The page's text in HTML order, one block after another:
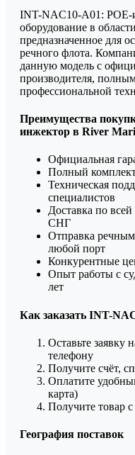
INT-NAC10-A01:
оборудование в
предназначенное для
речного флота.
данную модель с
производителя,
профессиональной
Преимущества
инжектор в River
Официальная
Полный
Техническая
специалистов
Доставка по
СНГ
Отправка
любой порт
Конкурентные
Опыт работы с
лет
Как заказать INT-
Оставьте заявку
телефону
Получите счёт,
Оплатите
карта)
Получите товар
География поставок